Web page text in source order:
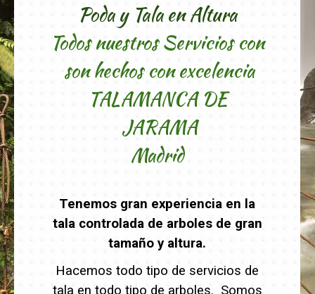
Poda y Tala en Altura
Todos nuestros Servicios con
son hechos con excelencia
TALAMANCA DE
JARAMA
Madrid
Tenemos gran experiencia en la
tala controlada de arboles de gran
tamaño y altura.
Hacemos todo tipo de servicios de
tala en todo tipo de arboles. Somos